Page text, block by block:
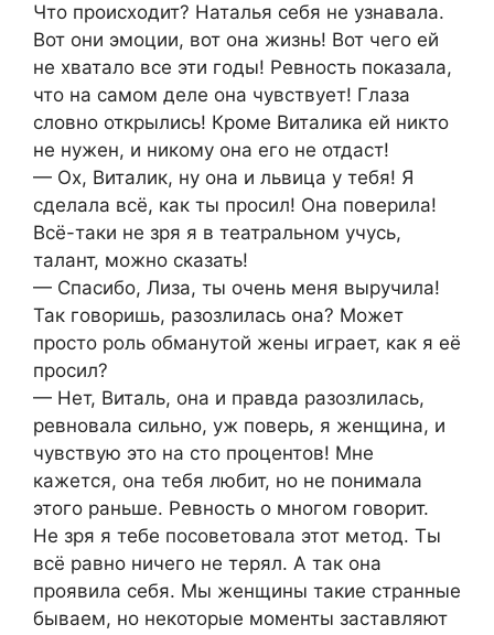
Что происходит? Наталья себя не узнавала.
Вот они эмоции, вот она жизнь! Вот чего ей
не хватало все эти годы! Ревность показала,
что на самом деле она чувствует! Глаза
словно открылись! Кроме Виталика ей никто
не нужен, и никому она его не отдаст!
— Ох, Виталик, ну она и львица у тебя! Я
сделала всё, как ты просил! Она поверила!
Всё-таки не зря я в театральном учусь,
талант, можно сказать!
— Спасибо, Лиза, ты очень меня выручила!
Так говоришь, разозлилась она? Может
просто роль обманутой жены играет, как я её
просил?
— Нет, Виталь, она и правда разозлилась,
ревновала сильно, уж поверь, я женщина, и
чувствую это на сто процентов! Мне
кажется, она тебя любит, но не понимала
этого раньше. Ревность о многом говорит.
Не зря я тебе посоветовала этот метод. Ты
всё равно ничего не терял. А так она
проявила себя. Мы женщины такие странные
бываем, но некоторые моменты заставляют